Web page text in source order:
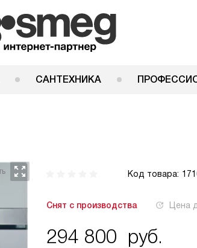
САНТЕХНИКА
Код товара:
Снят с производства Цена
294 800 руб.